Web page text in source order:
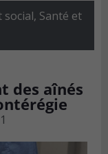
social, Santé et
des aînés